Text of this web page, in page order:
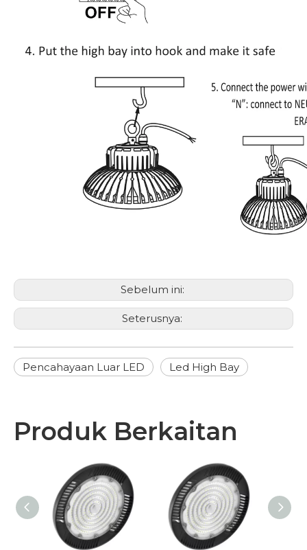
Sebelum ini:
Seterusnya:
Pencahayaan Luar LED Led High Bay
Produk Berkaitan